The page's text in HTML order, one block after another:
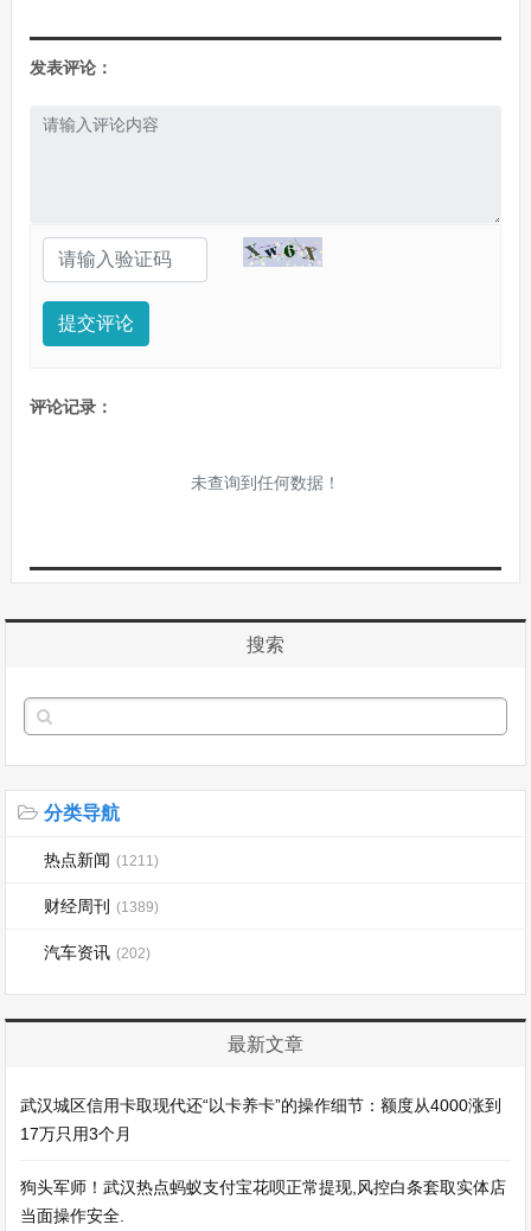
发表评论：
提交评论
评论记录：
未查询到任何数据！
搜索
分类导航
热点新闻 (1211)
财经周刊 (1389)
汽车资讯 (202)
最新文章
武汉城区信用卡取现代还“以卡养卡”的操作细节：额度从4000涨到
17万只用3个月
狗头军师！武汉热点蚂蚁支付宝花呗正常提现,风控白条套取实体店
当面操作安全.